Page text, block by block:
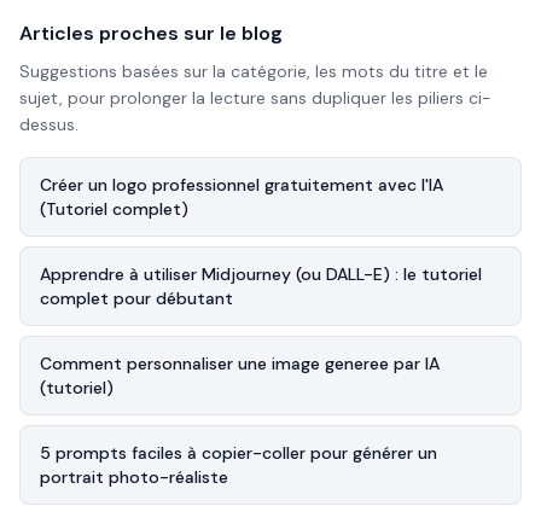
Articles proches sur le blog
Suggestions basées sur la catégorie, les mots du titre et le
sujet, pour prolonger la lecture sans dupliquer les piliers ci-
dessus.
Créer un logo professionnel gratuitement avec l'IA
(Tutoriel complet)
Apprendre à utiliser Midjourney (ou DALL-E) : le tutoriel
complet pour débutant
Comment personnaliser une image generee par IA
(tutoriel)
5 prompts faciles à copier-coller pour générer un
portrait photo-réaliste